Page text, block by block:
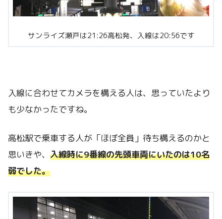
サンライズ瀬戸は21:26高松発、入線は20:56です
入線に合わせてカメラを構える人は、思っていたより
も少なかったですね。
高松駅で乗車する人が「ほぼ全員」待ち構えるのかと
思いきや、 入線時に9番線の先頭車両にいたのは10名
弱でした。